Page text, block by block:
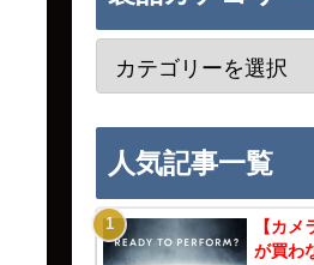
人気記事一覧
【カ
が買わ